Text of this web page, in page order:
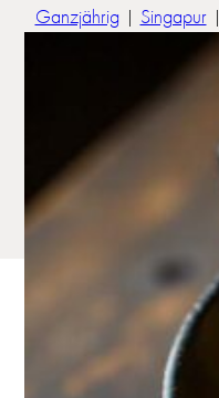
Ganzjährig | Singapur|